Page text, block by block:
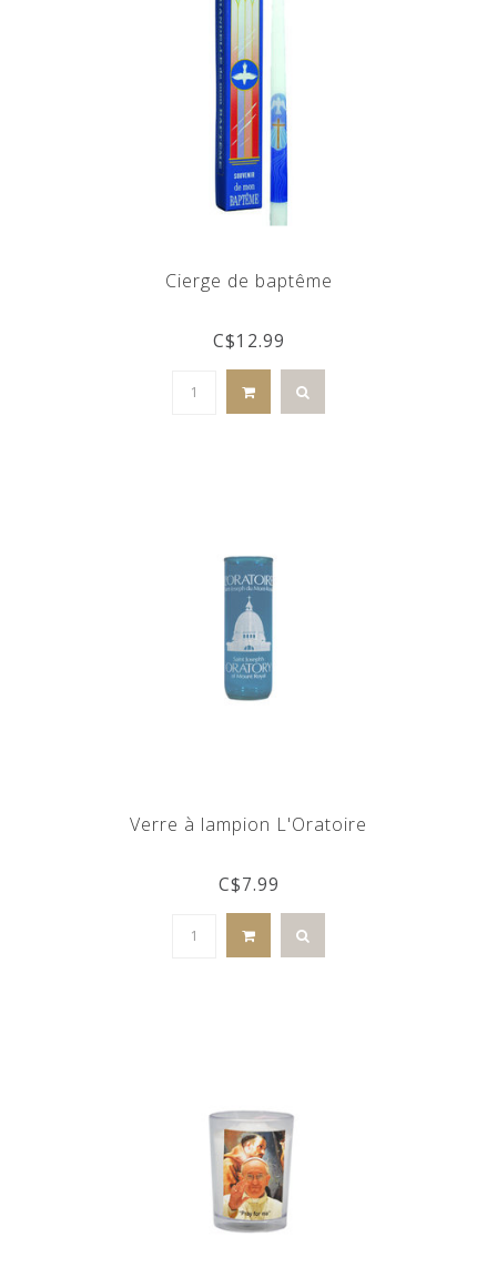
Cierge de baptême
C$12.99
Verre à lampion L'Oratoire
C$7.99